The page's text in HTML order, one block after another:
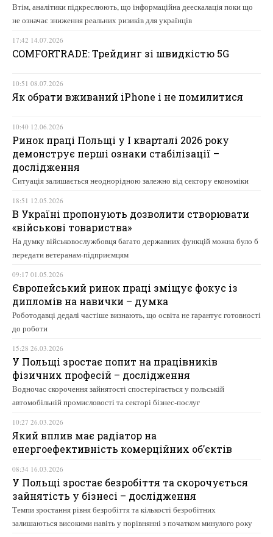
Втім, аналітики підкреслюють, що інформаційна деескалація поки що
не означає зниження реальних ризиків для українців
17:42 14.07.2026
COMFORTRADE: Трейдинг зі швидкістю 5G
10:51 08.07.2026
Як обрати вживаний iPhone і не помилитися
10:40 12.06.2026
Ринок праці Польщі у І кварталі 2026 року
демонструє перші ознаки стабілізації –
дослідження
Ситуація залишається неоднорідною залежно від сектору економіки
18:51 12.05.2026
В Україні пропонують дозволити створювати
«військові товариства»
На думку військовослужбовця багато державних функцій можна було б
передати ветеранам-підприємцям
09:17 01.05.2026
Європейський ринок праці зміщує фокус із
дипломів на навички – думка
Роботодавці дедалі частіше визнають, що освіта не гарантує готовності
до роботи
15:28 26.03.2026
У Польщі зростає попит на працівників
фізичних професій – дослідження
Водночас скорочення зайнятості спостерігається у польській
автомобільній промисловості та секторі бізнес-послуг
10:27 26.03.2026
Який вплив має радіатор на
енергоефективність комерційних об’єктів
08:34 16.03.2026
У Польщі зростає безробіття та скорочується
зайнятість у бізнесі – дослідження
Темпи зростання рівня безробіття та кількості безробітних
залишаються високими навіть у порівнянні з початком минулого року